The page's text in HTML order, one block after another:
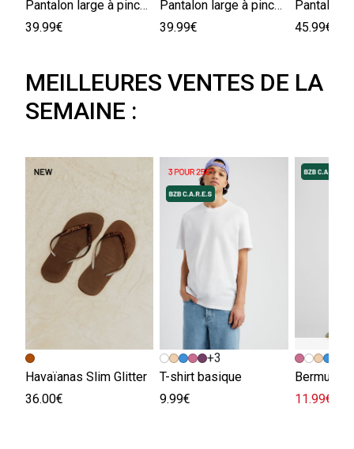
Pantalon large à pinces
39.99€
Pantalon large à pinces
39.99€
45.99€
MEILLEURES VENTES DE LA
SEMAINE :
Havaïanas Slim Glitter
36.00€
+3
T-shirt basique
9.99€
Bermuda
11.99€